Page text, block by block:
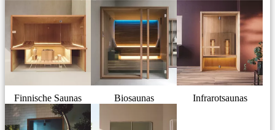
Finnische Saunas Biosaunas Infrarotsaunas